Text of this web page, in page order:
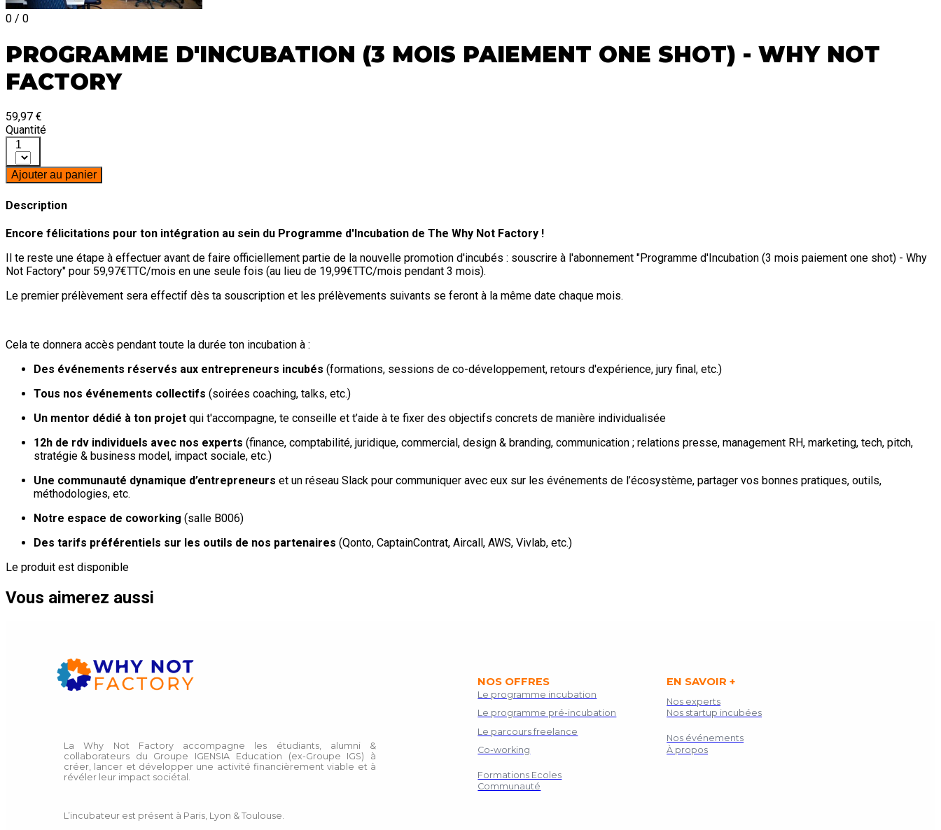
0 / 0
PROGRAMME D'INCUBATION (3 MOIS PAIEMENT ONE SHOT) - WHY NOT
FACTORY
59,97 €
Quantité
1
Ajouter au panier
Description
Encore félicitations pour ton intégration au sein du Programme d'Incubation de The Why Not Factory !
Il te reste une étape à effectuer avant de faire officiellement partie de la nouvelle promotion d'incubés : souscrire à l'abonnement "Programme d'Incubation (3 mois paiement one shot) - Why
Not Factory" pour 59,97€TTC/mois en une seule fois (au lieu de 19,99€TTC/mois pendant 3 mois).
Le premier prélèvement sera effectif dès ta souscription et les prélèvements suivants se feront à la même date chaque mois.
Cela te donnera accès pendant toute la durée ton incubation à :
Des événements réservés aux entrepreneurs incubés (formations, sessions de co-développement, retours d'expérience, jury final, etc.)
Tous nos événements collectifs (soirées coaching, talks, etc.)
Un mentor dédié à ton projet qui t'accompagne, te conseille et t’aide à te fixer des objectifs concrets de manière individualisée
12h de rdv individuels avec nos experts (finance, comptabilité, juridique, commercial, design & branding, communication ; relations presse, management RH, marketing, tech, pitch,
stratégie & business model, impact sociale, etc.)
Une communauté dynamique d’entrepreneurs et un réseau Slack pour communiquer avec eux sur les événements de l’écosystème, partager vos bonnes pratiques, outils,
méthodologies, etc.
Notre espace de coworking (salle B006)
Des tarifs préférentiels sur les outils de nos partenaires (Qonto, CaptainContrat, Aircall, AWS, Vivlab, etc.)
Le produit est disponible
Vous aimerez aussi
Le programme incubation
La Why Not Factory accompagne les étudiants, alumni &
collaborateurs du Groupe IGENSIA Education (ex-Groupe IGS) à
créer, lancer et développer une activité financièrement viable et à
révéler leur impact sociétal.
L’incubateur est présent à Paris, Lyon & Toulouse.
NOS OFFRES EN SAVOIR +
Co-working
Nos événements
Formations Ecoles
Nos startup incubées
Nos experts
Le parcours freelance
Le programme pré-incubation
À propos
Communauté